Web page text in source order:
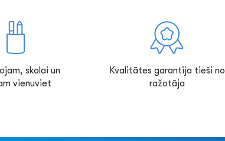
skolai un
vienuviet
Kvalitātes garantija tieši no
ražotāja